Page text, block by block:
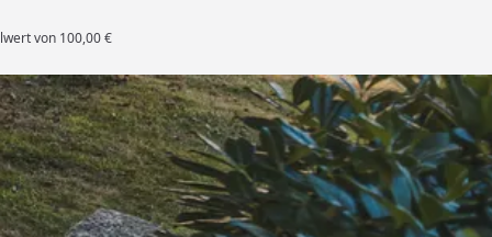
von 100,00 €